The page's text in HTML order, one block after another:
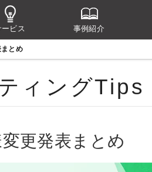
ービス 事例紹介
とめ
ィングTips
更発表まとめ